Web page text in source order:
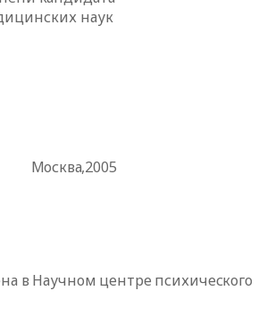
наук
Москва,2005
в Научном центре психического